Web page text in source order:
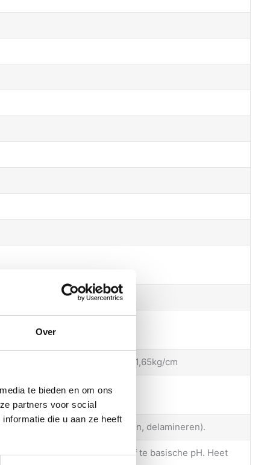
Over
te bieden en om ons
partners voor social
die u aan ze heeft
Kg/cm 7 dagen na installatie: 1,65kg/cm
(vergelen, barsten, afschilferen, delamineren).
producten met een te zure of te basische pH. Heet